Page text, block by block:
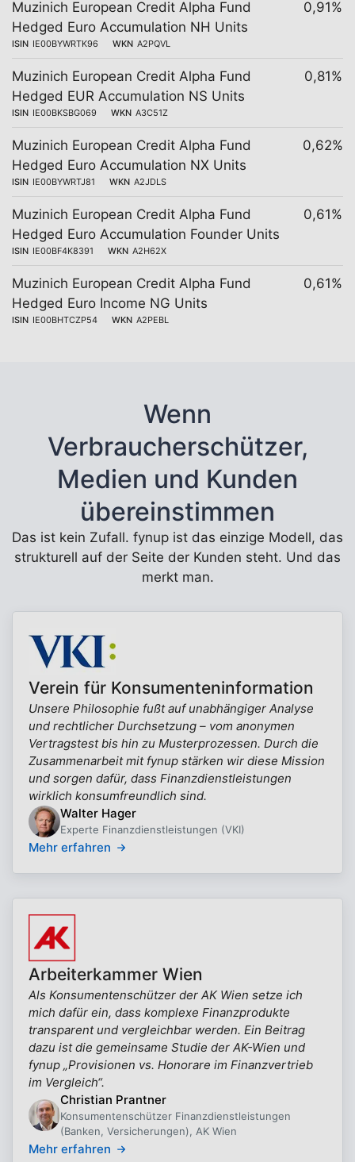
Muzinich European Credit Alpha Fund
Hedged Euro Accumulation NH Units
ISIN IE00BYWRTK96 WKN A2PQVL
0,91%
Muzinich European Credit Alpha Fund
Hedged EUR Accumulation NS Units
ISIN IE00BKSBG069 WKN A3C51Z
0,81%
Muzinich European Credit Alpha Fund
Hedged Euro Accumulation NX Units
ISIN IE00BYWRTJ81 WKN A2JDLS
0,62%
Muzinich European Credit Alpha Fund
Hedged Euro Accumulation Founder Units
ISIN IE00BF4K8391 WKN A2H62X
0,61%
Muzinich European Credit Alpha Fund
Hedged Euro Income NG Units
ISIN IE00BHTCZP54 WKN A2PEBL
0,61%
Wenn
Verbraucherschützer,
Medien und Kunden
übereinstimmen
Das ist kein Zufall. fynup ist das einzige Modell, das
strukturell auf der Seite der Kunden steht. Und das
merkt man.
Verein für Konsumenteninformation
Unsere Philosophie fußt auf unabhängiger Analyse
und rechtlicher Durchsetzung – vom anonymen
Vertragstest bis hin zu Musterprozessen. Durch die
Zusammenarbeit mit fynup stärken wir diese Mission
und sorgen dafür, dass Finanzdienstleistungen
wirklich konsumfreundlich sind.
Walter Hager
Experte Finanzdienstleistungen (VKI)
Mehr erfahren
Arbeiterkammer Wien
Als Konsumentenschützer der AK Wien setze ich
mich dafür ein, dass komplexe Finanzprodukte
transparent und vergleichbar werden. Ein Beitrag
dazu ist die gemeinsame Studie der AK-Wien und
fynup „Provisionen vs. Honorare im Finanzvertrieb
im Vergleich“.
Christian Prantner
Konsumentenschützer Finanzdienstleistungen
(Banken, Versicherungen), AK Wien
Mehr erfahren